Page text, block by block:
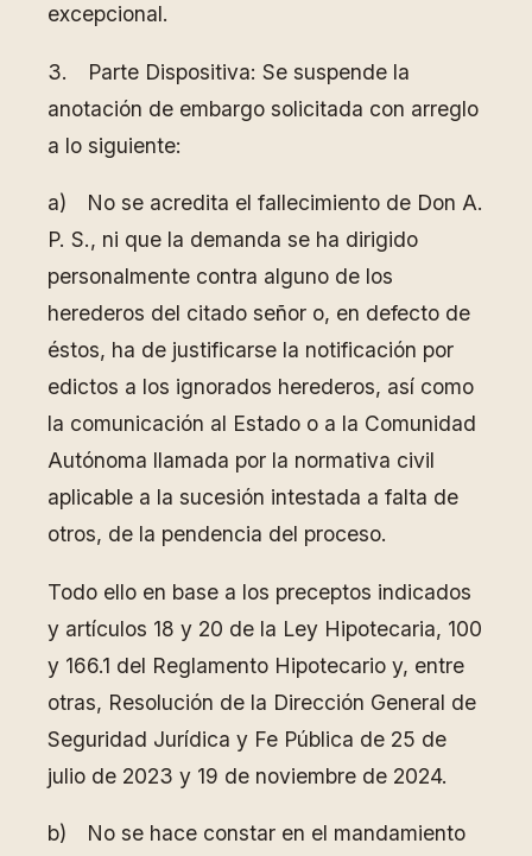
excepcional.
3. Parte Dispositiva: Se suspende la
anotación de embargo solicitada con arreglo
a lo siguiente:
a) No se acredita el fallecimiento de Don A.
P. S., ni que la demanda se ha dirigido
personalmente contra alguno de los
herederos del citado señor o, en defecto de
éstos, ha de justificarse la notificación por
edictos a los ignorados herederos, así como
la comunicación al Estado o a la Comunidad
Autónoma llamada por la normativa civil
aplicable a la sucesión intestada a falta de
otros, de la pendencia del proceso.
Todo ello en base a los preceptos indicados
y artículos 18 y 20 de la Ley Hipotecaria, 100
y 166.1 del Reglamento Hipotecario y, entre
otras, Resolución de la Dirección General de
Seguridad Jurídica y Fe Pública de 25 de
julio de 2023 y 19 de noviembre de 2024.
b) No se hace constar en el mandamiento